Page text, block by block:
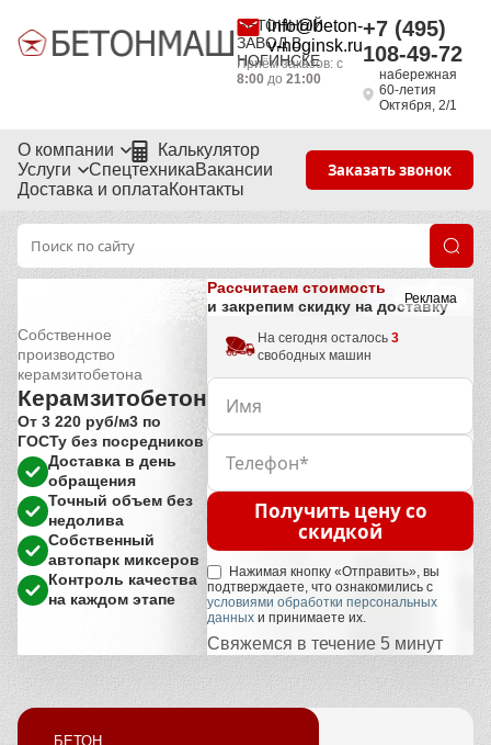
БЕТОННЫЙ
ЗАВОД В
НОГИНСКЕ
info@beton-
v-noginsk.ru
Приём заказов: с
8:00 до21:00
+7 (495)
108-49-72
набережная
60-летия
Октября, 2/1
О компании
Калькулятор
Услуги
СпецтехникаВакансии
Доставка и оплатаКонтакты
Заказать звонок
Реклама
Собственное
производство
керамзитобетона
Керамзитобетон
От 3 220 руб/м3 по
ГОСТу без посредников
Доставка в день
обращения
Точный объем без
недолива
Собственный
автопарк миксеров
Контроль качества
на каждом этапе
Рассчитаем стоимость
и закрепим скидку на доставку
На сегодня осталось 3
свободных машин
Получить цену со
скидкой
Нажимая кнопку «Отправить», вы
подтверждаете, что ознакомились с
условиями обработки персональных
данных и принимаете их.
Свяжемся в течение 5 минут
БЕТОН